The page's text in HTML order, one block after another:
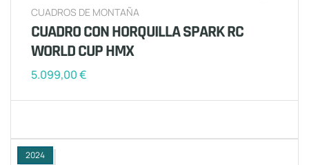
CUADROS DE MONTAÑA
CUADRO CON HORQUILLA SPARK RC
WORLD CUP HMX
5.099,00€
2024